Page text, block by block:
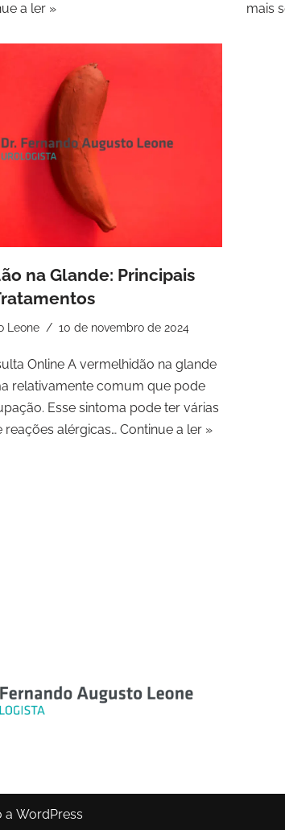
a ler »
mais
na Glande: Principais
Leone 10 de novembro de 2024
Online A vermelhidão na glande
relativamente comum que pode
Esse sintoma pode ter várias
reações alérgicas… Continue a ler »
a WordPress